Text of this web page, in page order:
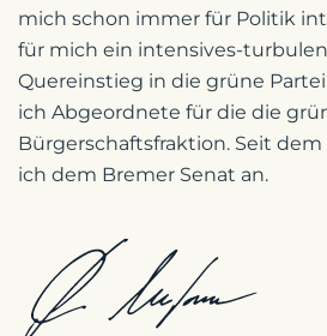
mich schon immer für Politik
für mich ein intensives-
Quereinstieg in die grüne Partei.
ich Abgeordnete für die die
Bürgerschaftsfraktion. Seit dem
ich dem Bremer Senat an.